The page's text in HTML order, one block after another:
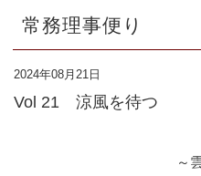
常務理事便り
2024年08月21日
Vol 21 涼風を待つ
～